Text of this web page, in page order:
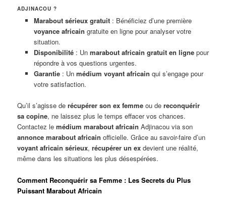
ADJINACOU ?
Marabout sérieux gratuit: Bénéficiez d’une première
voyance africain gratuite en ligne pour analyser votre
situation.
Disponibilité: Un marabout africain gratuit en lignepour
répondre à vos questions urgentes.
Garantie: Un médium voyant africain qui s’engage pour
votre satisfaction.
Qu’il s’agisse derécupérer son ex femme ou dereconquérir
sa copine, ne laissez plus le temps effacer vos chances.
Contactez lemédium marabout africain Adjinacou via son
annonce marabout africain officielle. Grâce au savoir-faire d’un
voyant africain sérieux,récupérer un ex devient une réalité,
même dans les situations les plus désespérées.
Comment Reconquérir sa Femme : Les Secrets du Plus
Puissant Marabout Africain